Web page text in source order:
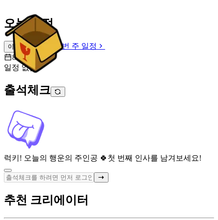
오늘 일정
이번 주 일정
이번 주 일정
8월 6일 [목]
일정 없음
출석체크
럭키! 오늘의 행운의 주인공 🍀 첫 번째 인사를 남겨보세요!
추천 크리에이터